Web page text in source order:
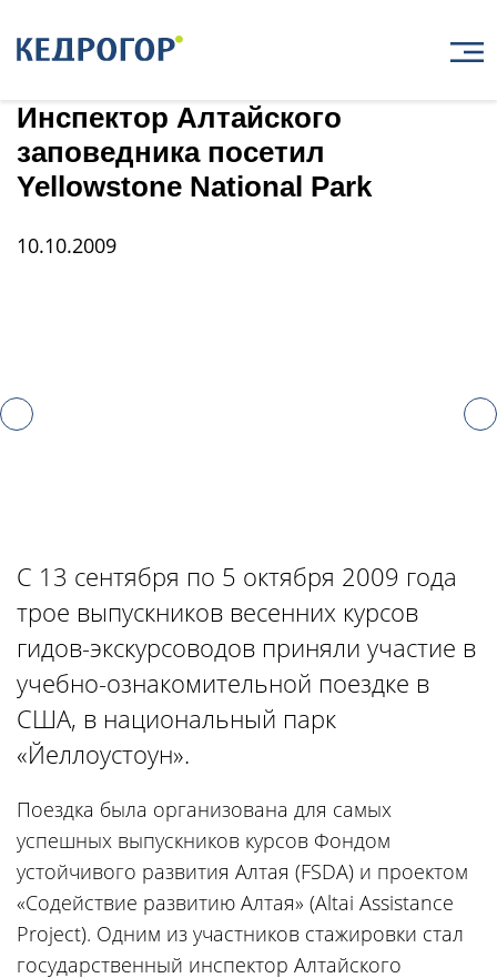
Главная Новости
Инспектор Алтайского заповедника посетил Yellowstone National Park
Инспектор Алтайского
заповедника посетил
Yellowstone National Park
10.10.2009
С 13 сентября по 5 октября 2009 года
трое выпускников весенних курсов
гидов-экскурсоводов приняли участие в
учебно-ознакомительной поездке в
США, в национальный парк
«Йеллоустоун».
Поездка была организована для самых
успешных выпускников курсов Фондом
устойчивого развития Алтая (FSDA) и проектом
«Содействие развитию Алтая» (Altai Assistance
Project). Одним из участников стажировки стал
государственный инспектор Алтайского